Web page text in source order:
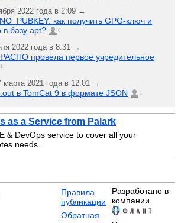
2022 года в 2:09 →
как получить GPG-ключ и
в базу apt?
6
2022 года в 8:31 →
провела первое учредительное
1
марта 2021 года в 12:01 →
в TomCat 9 в формате JSON 1
as a Service from Palark
& DevOps service to cover all your
needs.
Правила
публикации
Обратная
Разработано в
компании